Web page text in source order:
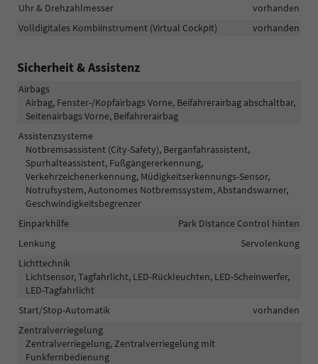
Uhr & Drehzahlmesser
vorhanden
Volldigitales Kombiinstrument (Virtual Cockpit)
vorhanden
Sicherheit & Assistenz
Airbags
Airbag, Fenster-/Kopfairbags Vorne, Beifahrerairbag abschaltbar,
Seitenairbags Vorne, Beifahrerairbag
Assistenzsysteme
Notbremsassistent (City-Safety), Berganfahrassistent,
Spurhalteassistent, Fußgängererkennung,
Verkehrzeichenerkennung, Müdigkeitserkennungs-Sensor,
Notrufsystem, Autonomes Notbremssystem, Abstandswarner,
Geschwindigkeitsbegrenzer
Einparkhilfe
Park Distance Control hinten
Lenkung
Servolenkung
Lichttechnik
Lichtsensor, Tagfahrlicht, LED-Rückleuchten, LED-Scheinwerfer,
LED-Tagfahrlicht
Start/Stop-Automatik
vorhanden
Zentralverriegelung
Zentralverriegelung, Zentralverriegelung mit
Funkfernbedienung